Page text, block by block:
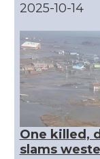
CAMON
CAMON
CAMON
CAMON
2025-10-14
One killed,
slams